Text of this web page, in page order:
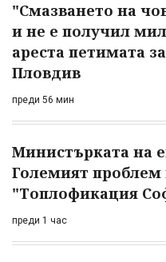
"Смазването на
и не е получил
ареста петимата
Пловдив
преди 56 мин
Министърката на
Големият проблем
"Топлофикация
преди 1 час